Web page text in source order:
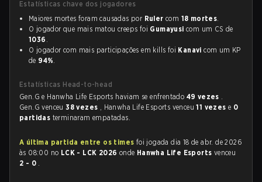
Estatísticas chave dos jogadores
Maiores mortes foram causadas por Ruler com 18 mortes.
O jogador que mais matou creeps foi Gumayusi com um CS de
1036 .
O jogador com mais participações em kills foi Kanavi com um KP
de 94%.
Estatísticas Head-to-head
Gen.G e Hanwha Life Esports haviam se enfrentado 49 vezes .
Gen.G venceu38 vezes , Hanwha Life Esports venceu11 vezese 0
partidas terminaram empatadas.
A última partida entre os times foi jogada dia 18 de abr. de 2026
às 08:00 no LCK - LCK 2026 onde Hanwha Life Esports venceu
2 - 0 .